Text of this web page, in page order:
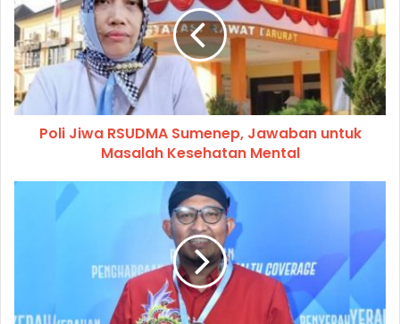
Poli Jiwa RSUDMA Sumenep, Jawaban untuk
Masalah Kesehatan Mental